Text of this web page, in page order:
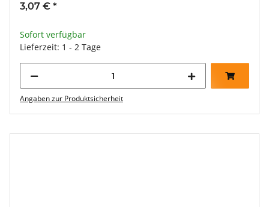
3,07 € *
Sofort verfügbar
Lieferzeit: 1 - 2 Tage
Angaben zur Produktsicherheit